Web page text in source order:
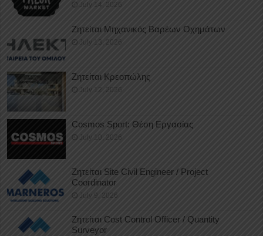
July 14, 2026
Ζητείται Μηχανικός Βαρέων Οχημάτων
July 13, 2026
Ζητείται Κρεοπώλης
July 12, 2026
Cosmos Sport: Θέση Εργασίας
July 10, 2026
Ζητείται Site Civil Engineer / Project
Coordinator
July 9, 2026
Ζητείται Cost Control Officer / Quantity
Surveyor